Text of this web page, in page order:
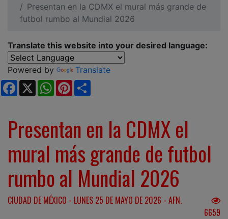
Presentan en la CDMX el mural más grande de
futbol rumbo al Mundial 2026
Translate this website into your desired language:
Powered by
Translate
Facebook
X WhatsApp
Pinterest
Presentan en la CDMX el
mural más grande de futbol
rumbo al Mundial 2026
CIUDAD DE MÉXICO - LUNES 25 DE MAYO DE 2026 - AFN.
6659